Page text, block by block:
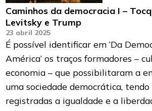
Caminhos da democracia I –
Levitsky e Trump
23 abril 2025
É possível identificar em ‘Da
América’ os traços formadores –
economia – que possibilitaram a
uma sociedade democrática, tendo
registradas a igualdade e a